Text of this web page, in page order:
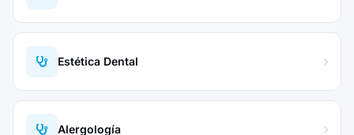
Estética Dental
Alergología